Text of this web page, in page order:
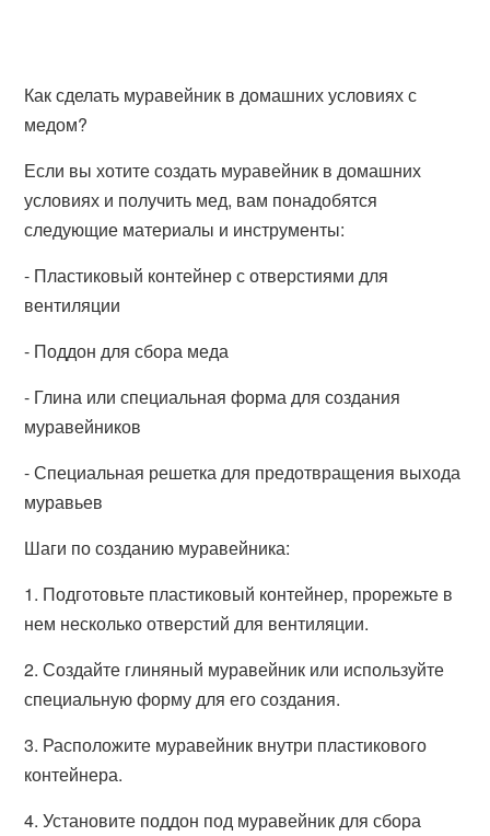
Как сделать муравейник в домашних условиях с
медом?
Если вы хотите создать муравейник в домашних
условиях и получить мед, вам понадобятся
следующие материалы и инструменты:
- Пластиковый контейнер с отверстиями для
вентиляции
- Поддон для сбора меда
- Глина или специальная форма для создания
муравейников
- Специальная решетка для предотвращения выхода
муравьев
Шаги по созданию муравейника:
1. Подготовьте пластиковый контейнер, прорежьте в
нем несколько отверстий для вентиляции.
2. Создайте глиняный муравейник или используйте
специальную форму для его создания.
3. Расположите муравейник внутри пластикового
контейнера.
4. Установите поддон под муравейник для сбора